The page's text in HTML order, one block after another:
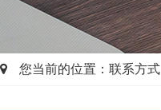
您当前的位置：联系方式